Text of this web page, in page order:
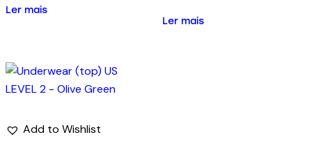
Ler mais
Ler mais
Add to Wishlist